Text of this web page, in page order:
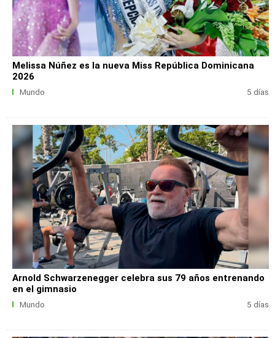
Melissa Núñez es la nueva Miss República Dominicana
2026
Mundo 5 días
Arnold Schwarzenegger celebra sus 79 años entrenando
en el gimnasio
Mundo 5 días